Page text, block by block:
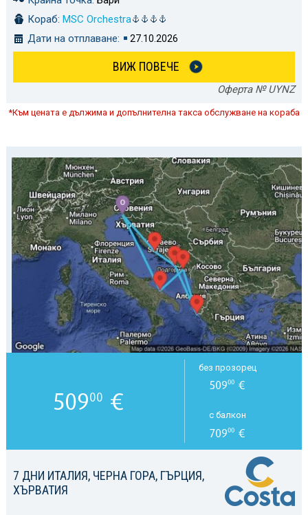
Кораб: MSC Orchestra
Дати на отплаване:
27.10.2026
ВИЖ ПОВЕЧЕ
Оферта № UYNZ
*Към цената е дължима и допълнителна такса обслужване на кораба
7 ДНИ ИТАЛИЯ, ЧЕРНА ГОРА, ГЪРЦИЯ,
ХЪРВАТИЯ
50900 €
без прозорец
50900 €
с балкон
70900 €